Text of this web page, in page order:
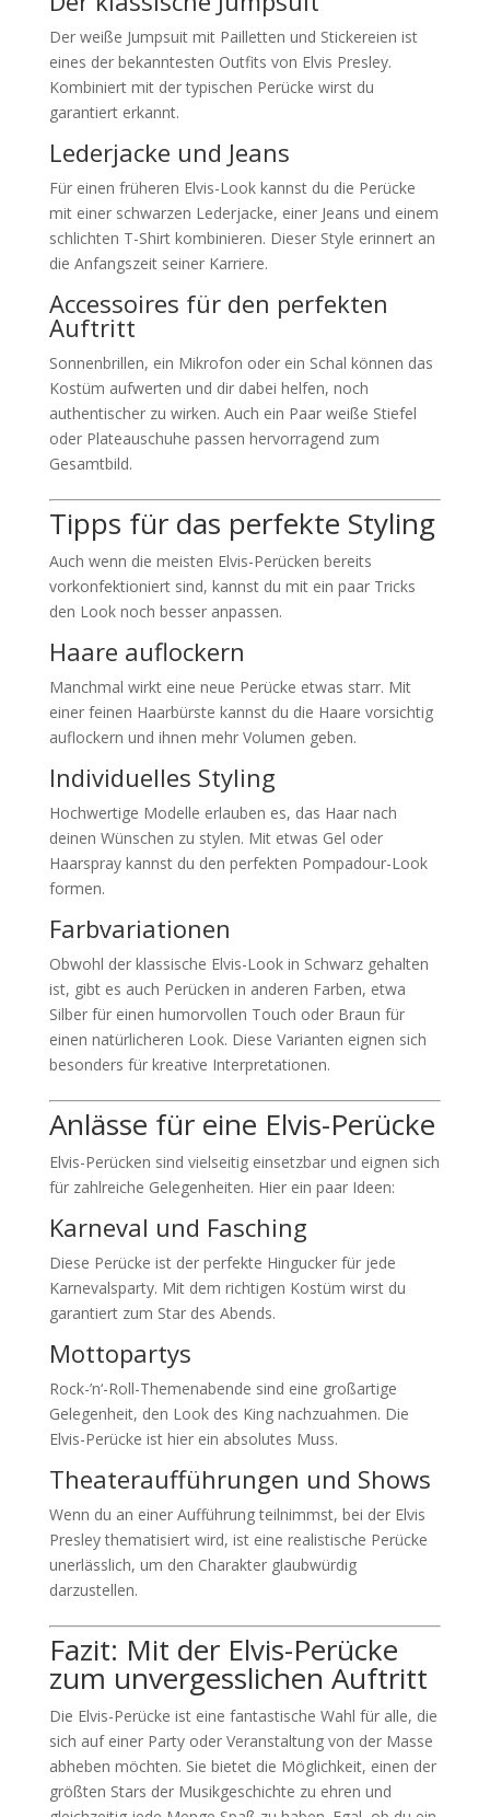
Der weiße Jumpsuit mit Pailletten und Stickereien ist
eines der bekanntesten Outfits von Elvis Presley.
Kombiniert mit der typischen Perücke wirst du
garantiert erkannt.
Lederjacke und Jeans
Für einen früheren Elvis-Look kannst du die Perücke
mit einer schwarzen Lederjacke, einer Jeans und einem
schlichten T-Shirt kombinieren. Dieser Style erinnert an
die Anfangszeit seiner Karriere.
Accessoires für den perfekten
Auftritt
Sonnenbrillen, ein Mikrofon oder ein Schal können das
Kostüm aufwerten und dir dabei helfen, noch
authentischer zu wirken. Auch ein Paar weiße Stiefel
oder Plateauschuhe passen hervorragend zum
Gesamtbild.
Tipps für das perfekte Styling
Auch wenn die meisten Elvis-Perücken bereits
vorkonfektioniert sind, kannst du mit ein paar Tricks
den Look noch besser anpassen.
Haare auflockern
Manchmal wirkt eine neue Perücke etwas starr. Mit
einer feinen Haarbürste kannst du die Haare vorsichtig
auflockern und ihnen mehr Volumen geben.
Individuelles Styling
Hochwertige Modelle erlauben es, das Haar nach
deinen Wünschen zu stylen. Mit etwas Gel oder
Haarspray kannst du den perfekten Pompadour-Look
formen.
Farbvariationen
Obwohl der klassische Elvis-Look in Schwarz gehalten
ist, gibt es auch Perücken in anderen Farben, etwa
Silber für einen humorvollen Touch oder Braun für
einen natürlicheren Look. Diese Varianten eignen sich
besonders für kreative Interpretationen.
Anlässe für eine Elvis-Perücke
Elvis-Perücken sind vielseitig einsetzbar und eignen sich
für zahlreiche Gelegenheiten. Hier ein paar Ideen:
Karneval und Fasching
Diese Perücke ist der perfekte Hingucker für jede
Karnevalsparty. Mit dem richtigen Kostüm wirst du
garantiert zum Star des Abends.
Mottopartys
Rock-’n‘-Roll-Themenabende sind eine großartige
Gelegenheit, den Look des King nachzuahmen. Die
Elvis-Perücke ist hier ein absolutes Muss.
Theateraufführungen und Shows
Wenn du an einer Aufführung teilnimmst, bei der Elvis
Presley thematisiert wird, ist eine realistische Perücke
unerlässlich, um den Charakter glaubwürdig
darzustellen.
Fazit: Mit der Elvis-Perücke
zum unvergesslichen Auftritt
Die Elvis-Perücke ist eine fantastische Wahl für alle, die
sich auf einer Party oder Veranstaltung von der Masse
abheben möchten. Sie bietet die Möglichkeit, einen der
größten Stars der Musikgeschichte zu ehren und